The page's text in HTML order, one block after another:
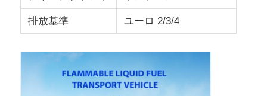
排放基準 ユーロ 2/3/4